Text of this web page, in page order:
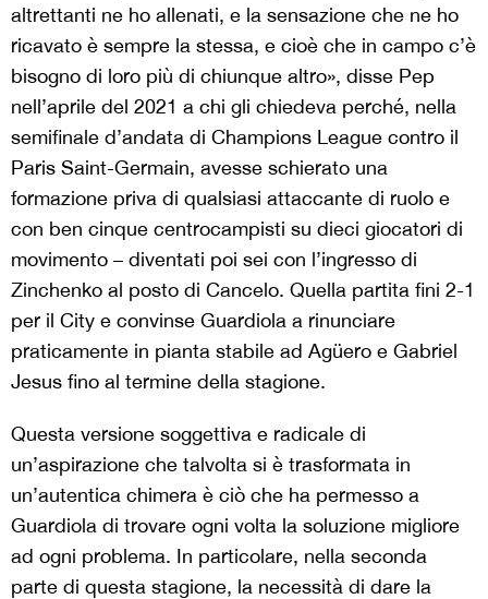
altrettanti ne ho allenati, e la sensazione che ne ho
ricavato è sempre la stessa, e cioè che in campo c’è
bisogno di loro più di chiunque altro», disse Pep
nell’aprile del 2021 a chi gli chiedeva perché, nella
semifinale d’andata di Champions League contro il
Paris Saint-Germain, avesse schierato una
formazione priva di qualsiasi attaccante di ruolo e
con ben cinque centrocampisti su dieci giocatori di
movimento – diventati poi sei con l’ingresso di
Zinchenko al posto di Cancelo. Quella partita fini 2-1
per il City e convinse Guardiola a rinunciare
praticamente in pianta stabile ad Agüero e Gabriel
Jesus fino al termine della stagione.
Questa versione soggettiva e radicale di
un’aspirazione che talvolta si è trasformata in
un’autentica chimera è ciò che ha permesso a
Guardiola di trovare ogni volta la soluzione migliore
ad ogni problema. In particolare, nella seconda
parte di questa stagione, la necessità di dare la